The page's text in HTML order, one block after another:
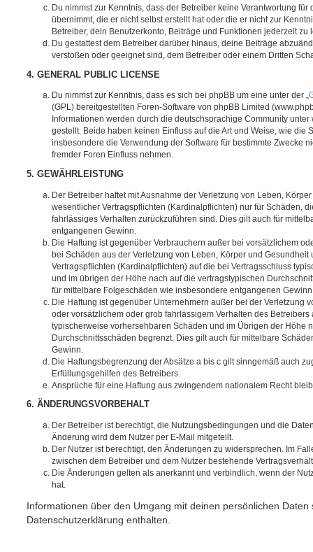
Du nimmst zur Kenntnis, dass der Betreiber keine Verantwortung für
übernimmt, die er nicht selbst erstellt hat oder die er nicht zur
Betreiber, dein Benutzerkonto, Beiträge und Funktionen jederzeit zu
Du gestattest dem Betreiber darüber hinaus, deine Beiträge
verstoßen oder geeignet sind, dem Betreiber oder einem Dritten
4. GENERAL PUBLIC LICENSE
Du nimmst zur Kenntnis, dass es sich bei phpBB um eine unter der „
(GPL) bereitgestellten Foren-Software von phpBB Limited
Informationen werden durch die deutschsprachige Community
gestellt. Beide haben keinen Einfluss auf die Art und Weise, wie die
insbesondere die Verwendung der Software für bestimmte Zwecke
fremder Foren Einfluss nehmen.
5. GEWÄHRLEISTUNG
Der Betreiber haftet mit Ausnahme der Verletzung von Leben,
wesentlicher Vertragspflichten (Kardinalpflichten) nur für Schäden,
fahrlässiges Verhalten zurückzuführen sind. Dies gilt auch für
entgangenen Gewinn.
Die Haftung ist gegenüber Verbrauchern außer bei vorsätzlichem
bei Schäden aus der Verletzung von Leben, Körper und
Vertragspflichten (Kardinalpflichten) auf die bei Vertragsschluss
und im übrigen der Höhe nach auf die vertragstypischen
für mittelbare Folgeschäden wie insbesondere entgangenen
Die Haftung ist gegenüber Unternehmern außer bei der Verletzung
oder vorsätzlichem oder grob fahrlässigem Verhalten des Betreibers
typischerweise vorhersehbaren Schäden und im Übrigen der Höhe
Durchschnittsschäden begrenzt. Dies gilt auch für mittelbare
Gewinn.
Die Haftungsbegrenzung der Absätze a bis c gilt sinngemäß auch
Erfüllungsgehilfen des Betreibers.
Ansprüche für eine Haftung aus zwingendem nationalem Recht
6. ÄNDERUNGSVORBEHALT
Der Betreiber ist berechtigt, die Nutzungsbedingungen und die
Änderung wird dem Nutzer per E-Mail mitgeteilt.
Der Nutzer ist berechtigt, den Änderungen zu widersprechen. Im
zwischen dem Betreiber und dem Nutzer bestehende
Die Änderungen gelten als anerkannt und verbindlich, wenn der
hat.
Informationen über den Umgang mit deinen persönlichen Daten
Datenschutzerklärung enthalten.